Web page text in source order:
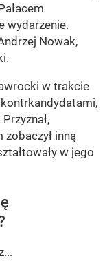
wydarzenie.
Nowak,
w trakcie
inną
w jego